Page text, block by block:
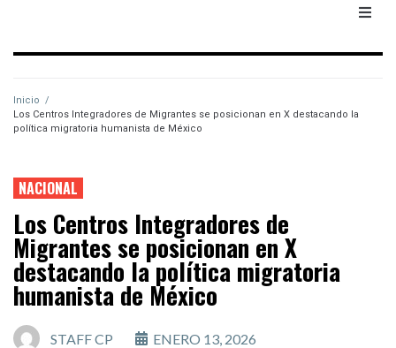
Inicio /
Los Centros Integradores de Migrantes se posicionan en X destacando la
política migratoria humanista de México
NACIONAL
Los Centros Integradores de
Migrantes se posicionan en X
destacando la política migratoria
humanista de México
STAFF CP ENERO 13, 2026